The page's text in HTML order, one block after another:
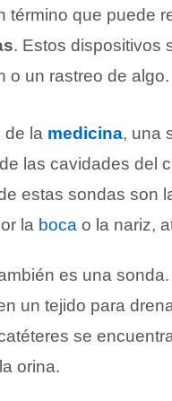
término que puede
. Estos dispositivos
o un rastreo de algo.
de la medicina, una
de las cavidades del
estas sondas son
la boca o la nariz,
es una
un tejido para
se
orina.